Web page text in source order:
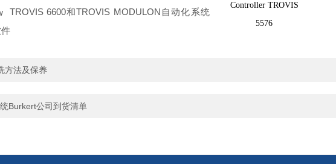
TROVIS 6600和TROVIS MODULON自动化系统
方法及保养
Burkert公司到货清单